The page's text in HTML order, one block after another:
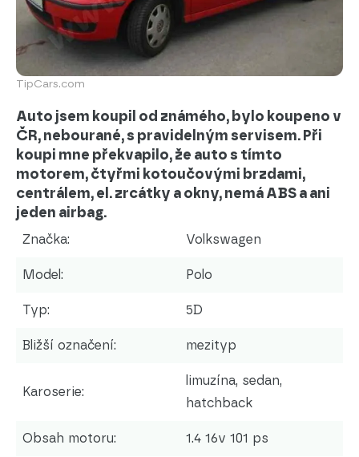
TipCars.com
Auto jsem koupil od známého, bylo koupeno v
ČR, nebourané, s pravidelným servisem. Při
koupi mne překvapilo, že auto s tímto
motorem, čtyřmi kotoučovými brzdami,
centrálem, el. zrcátky a okny, nemá ABS a ani
jeden airbag.
Značka: Volkswagen
Model: Polo
Typ: 5D
Bližší označení: mezityp
Karoserie:
limuzína, sedan,
hatchback
Obsah motoru: 1.4 16v 101 ps